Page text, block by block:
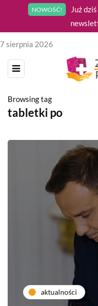
NOWOŚĆ!
Już
7 sierpnia 2026
Browsing tag
tabletki po
aktualności